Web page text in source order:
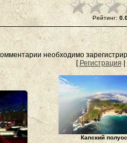
Рейтинг:
необходимо
[ Регистрация
Капский